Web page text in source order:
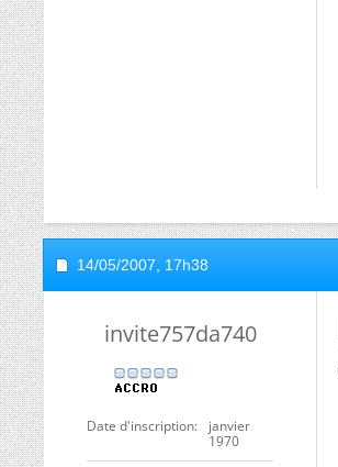
14/05/2007, 17h38
invite757da740
Date d'inscription
janvier
1970